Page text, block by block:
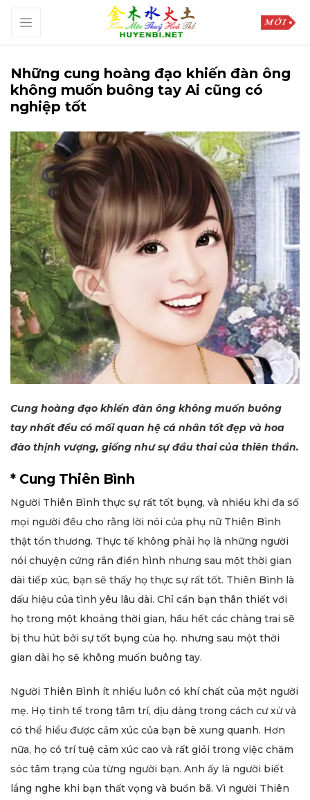
Những cung hoàng đạo khiến đàn ông
không muốn buông tay Ai cũng có
nghiệp tốt
Cung hoàng đạo khiến đàn ông không muốn buông
tay nhất đều có mối quan hệ cá nhân tốt đẹp và hoa
đào thịnh vượng, giống như sự đầu thai của thiên thần.
* Cung Thiên Bình
Người Thiên Bình thực sự rất tốt bụng, và nhiều khi đa số
mọi người đều cho rằng lời nói của phụ nữ Thiên Bình
thật tổn thương. Thực tế không phải họ là những người
nói chuyện cứng rắn điển hình nhưng sau một thời gian
dài tiếp xúc, bạn sẽ thấy họ thực sự rất tốt. Thiên Bình là
dấu hiệu của tình yêu lâu dài. Chỉ cần bạn thân thiết với
họ trong một khoảng thời gian, hầu hết các chàng trai sẽ
bị thu hút bởi sự tốt bụng của họ. nhưng sau một thời
gian dài họ sẽ không muốn buông tay.
Người Thiên Bình ít nhiều luôn có khí chất của một người
mẹ. Họ tinh tế trong tâm trí, dịu dàng trong cách cư xử và
có thể hiểu được cảm xúc của bạn bè xung quanh. Hơn
nữa, họ có trí tuệ cảm xúc cao và rất giỏi trong việc chăm
sóc tâm trạng của từng người bạn. Anh ấy là người biết
lắng nghe khi bạn thất vọng và buồn bã. Vì người Thiên